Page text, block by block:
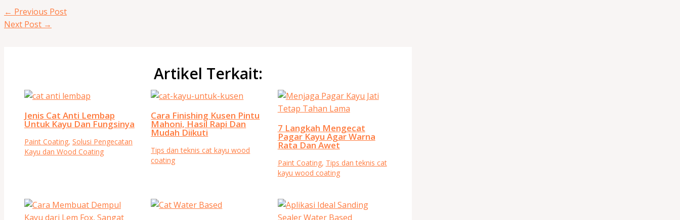
← Previous Post
Next Post →
Artikel Terkait:
Jenis Cat Anti Lembap
Untuk Kayu Dan Fungsinya
Paint Coating, Solusi Pengecatan
Kayu dan Wood Coating
Cara Finishing Kusen Pintu
Mahoni, Hasil Rapi Dan
Mudah Diikuti
Tips dan teknis cat kayu wood
coating
7 Langkah Mengecat
Pagar Kayu Agar Warna
Rata Dan Awet
Paint Coating, Tips dan teknis cat
kayu wood coating